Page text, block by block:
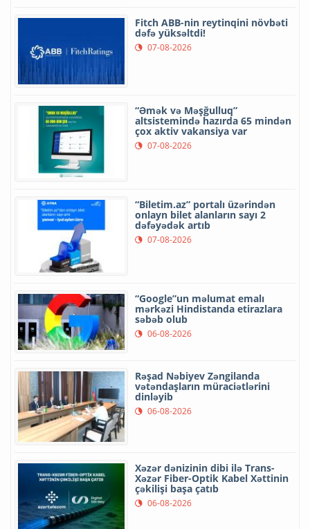
Fitch ABB-nin reytinqini növbəti
dəfə yüksəltdi!
07-08-2026
“Əmək və Məşğulluq”
altsistemində hazırda 65 mindən
çox aktiv vakansiya var
07-08-2026
“Biletim.az” portalı üzərindən
onlayn bilet alanların sayı 2
dəfəyədək artıb
07-08-2026
“Google”un məlumat emalı
mərkəzi Hindistanda etirazlara
səbəb olub
06-08-2026
Rəşad Nəbiyev Zəngilanda
vətəndaşların müraciətlərini
dinləyib
06-08-2026
Xəzər dənizinin dibi ilə Trans-
Xəzər Fiber-Optik Kabel Xəttinin
çəkilişi başa çatıb
06-08-2026